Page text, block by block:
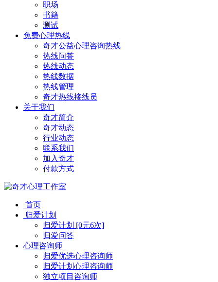
职场
书籍
测试
免费心理热线
奇才公益心理咨询热线
热线问答
热线动态
热线数据
热线管理
奇才热线接线员
关于我们
奇才简介
奇才动态
行业动态
联系我们
加入奇才
付款方式
首页
归爱计划
归爱计划 [0元6次]
归爱问答
心理咨询师
归爱优选心理咨询师
归爱计划心理咨询师
独立项目咨询师